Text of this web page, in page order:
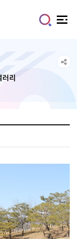
러리